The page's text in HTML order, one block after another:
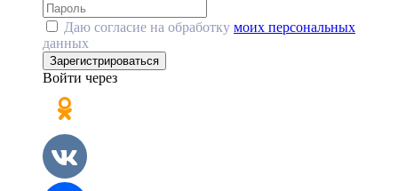
Даю согласие на обработку моих персональных
данных
Зарегистрироваться
Войти через